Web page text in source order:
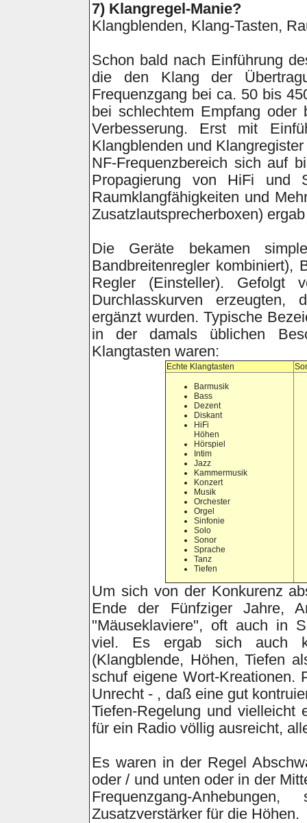
7) Klangregel-Manie?
Klangblenden, Klang-Tasten,
Schon bald nach Einführung
die den Klang der
Frequenzgang bei ca. 50 bis
bei schlechtem Empfang oder
Verbesserung. Erst mit
Klangblenden und
NF-Frequenzbereich sich auf
Propagierung von HiFi und
Raumklangfähigkeiten und
Zusatzlautsprecherboxen)
Die Geräte bekamen
Bandbreitenregler kombiniert),
Regler (Einsteller). Gefolgt
Durchlasskurven
ergänzt wurden. Typische
in der damals üblichen
Klangtasten waren:
Echte Klangtasten
Barmusik
Bass
Dezent
Diskant
HiFi
Höhen
Hörspiel
Intim
Jazz
Kammermusik
Konzert
Musik
Orchester
Orgel
Sinfonie
Solo
Sonor
Sprache
Tanz
Tiefen
Um sich von der Konkurenz
Ende der Fünfziger Jahre,
"Mäuseklaviere", oft auch in
viel. Es ergab sich auch
(Klangblende, Höhen, Tiefen
schuf eigene Wort-Kreationen.
Unrecht - , daß eine gut
Tiefen-Regelung und vielleicht
für ein Radio völlig ausreicht,
Es waren in der Regel
oder / und unten oder in der
Frequenzgang-
Zusatzverstärker für die Höhen.